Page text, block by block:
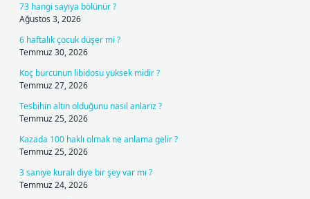
73 hangi sayıya bölünür ?
Ağustos 3, 2026
6 haftalık çocuk düşer mi ?
Temmuz 30, 2026
Koç burcunun libidosu yüksek midir ?
Temmuz 27, 2026
Tesbihin altın olduğunu nasıl anlarız ?
Temmuz 25, 2026
Kazada 100 haklı olmak ne anlama gelir ?
Temmuz 25, 2026
3 saniye kuralı diye bir şey var mı ?
Temmuz 24, 2026